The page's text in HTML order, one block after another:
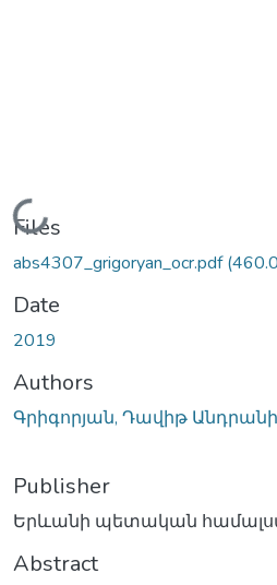
Loading...
Files
abs4307_grigoryan_ocr.pdf
Date
2019
Authors
Գրիգորյան, Դավիթ
Publisher
Երևանի պետական
Abstract